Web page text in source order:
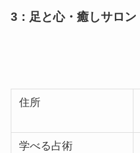
3：足と心・癒しサロ
住所
学べる占術